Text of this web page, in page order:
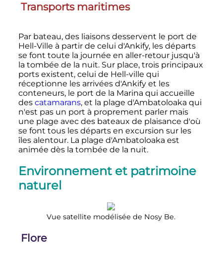
Transports maritimes
Par bateau, des liaisons desservent le port de
Hell-Ville à partir de celui d'Ankify, les départs
se font toute la journée en aller-retour jusqu'à
la tombée de la nuit. Sur place, trois principaux
ports existent, celui de Hell-ville qui
réceptionne les arrivées d'Ankify et les
conteneurs, le port de la Marina qui accueille
des catamarans, et la plage d'Ambatoloaka qui
n'est pas un port à proprement parler mais
une plage avec des bateaux de plaisance d'où
se font tous les départs en excursion sur les
îles alentour. La plage d'Ambatoloaka est
animée dès la tombée de la nuit.
Environnement et patrimoine
naturel
Vue satellite modélisée de Nosy Be.
Flore